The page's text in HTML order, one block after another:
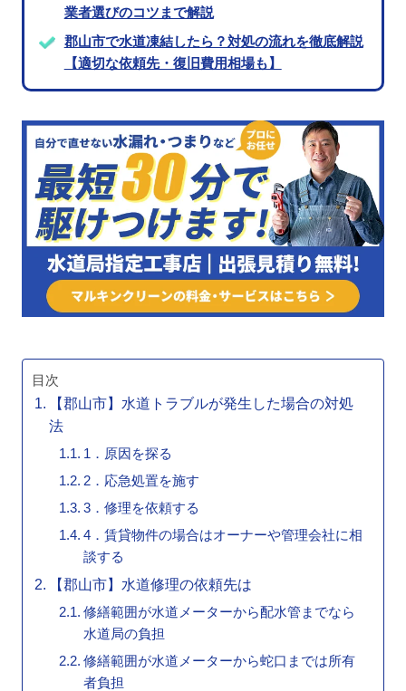
業者選びのコツまで解説
郡山市で水道凍結したら？対処の流れを徹底解説
【適切な依頼先・復旧費用相場も】
目次
【郡山市】水道トラブルが発生した場合の対処
法
1．原因を探る
2．応急処置を施す
3．修理を依頼する
4．賃貸物件の場合はオーナーや管理会社に相
談する
【郡山市】水道修理の依頼先は
修繕範囲が水道メーターから配水管までなら
水道局の負担
修繕範囲が水道メーターから蛇口までは所有
者負担